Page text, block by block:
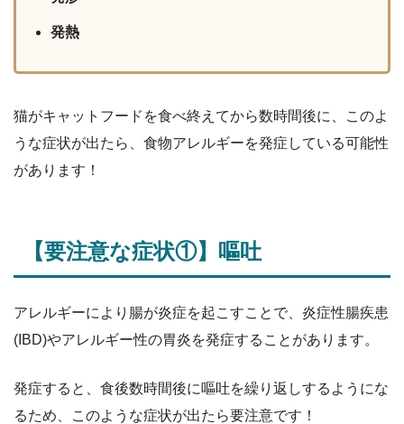
発熱
猫がキャットフードを食べ終えてから数時間後に、このよ
うな症状が出たら、食物アレルギーを発症している可能性
があります！
【要注意な症状①】嘔吐
アレルギーにより腸が炎症を起こすことで、炎症性腸疾患
(IBD)やアレルギー性の胃炎を発症することがあります。
発症すると、食後数時間後に嘔吐を繰り返しするようにな
るため、このような症状が出たら要注意です！